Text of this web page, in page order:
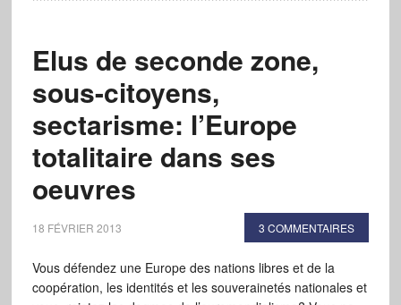
Elus de seconde zone,
sous-citoyens,
sectarisme: l’Europe
totalitaire dans ses
oeuvres
18 FÉVRIER 2013 3 COMMENTAIRES
Vous défendez une Europe des nations libres et de la
coopération, les identités et les souverainetés nationales et